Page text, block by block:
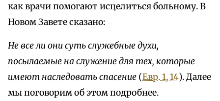
как врачи помогают исцелиться больному. В
Новом Завете сказано:
Не все ли они суть служебные духи,
посылаемые на служение для тех, которые
имеют наследовать спасение (Евр. 1, 14). Далее
мы поговорим об этом подробнее.